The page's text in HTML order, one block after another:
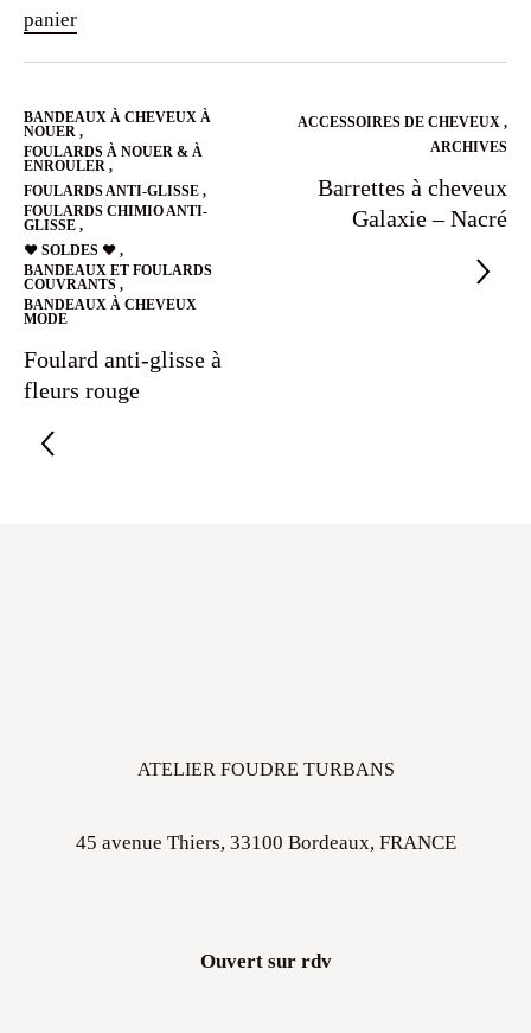
panier
BANDEAUX À CHEVEUX À
NOUER ,
FOULARDS À NOUER & À
ENROULER ,
FOULARDS ANTI-GLISSE ,
FOULARDS CHIMIO ANTI-
GLISSE ,
❤️ SOLDES ❤️ ,
BANDEAUX ET FOULARDS
COUVRANTS ,
BANDEAUX À CHEVEUX
MODE
Foulard anti-glisse à
fleurs rouge
ACCESSOIRES DE CHEVEUX ,
ARCHIVES
Barrettes à cheveux
Galaxie – Nacré
ATELIER FOUDRE TURBANS
45 avenue Thiers, 33100 Bordeaux, FRANCE
Ouvert sur rdv